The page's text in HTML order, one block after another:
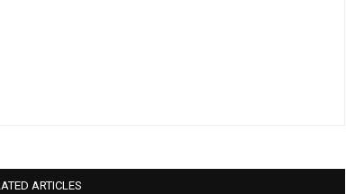
ARTICLES